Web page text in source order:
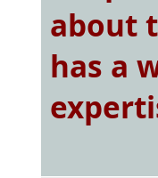
about
has a